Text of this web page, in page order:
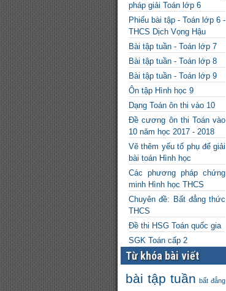
pháp giải Toán lớp 6
Phiếu bài tập - Toán lớp 6 -
THCS Dịch Vọng Hậu
Bài tập tuần - Toán lớp 7
Bài tập tuần - Toán lớp 8
Bài tập tuần - Toán lớp 9
Ôn tập Hình học 9
Dạng Toán ôn thi vào 10
Đề cương ôn thi Toán vào
10 năm học 2017 - 2018
Vẽ thêm yếu tố phụ để giải
bài toán Hình học
Các phương pháp chứng
minh Hình học THCS
Chuyên đề: Bất đẳng thức
THCS
Đề thi HSG Toán quốc gia
SGK Toán cấp 2
Từ khóa bài viết
bài tập tuần bất đẳng